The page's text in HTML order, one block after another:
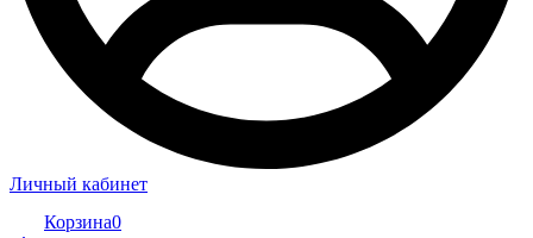
Личный кабинет
Корзина0